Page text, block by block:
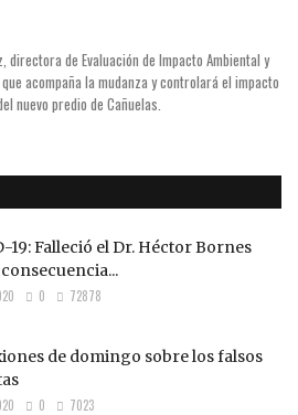
de Evaluación de Impacto Ambiental y
acompaña la mudanza y controlará el impacto
nuevo predio de Cañuelas.
19: Falleció el Dr. Héctor Bornes
0 72878
de domingo sobre los falsos
0 7023